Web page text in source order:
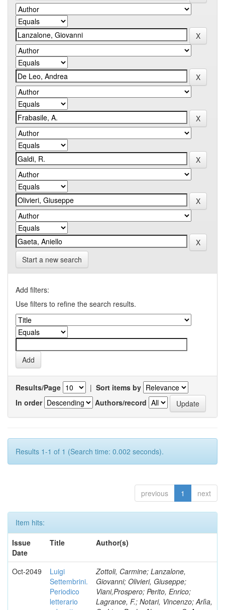
Start a new search
Add filters:
Use filters to refine the search results.
Results/Page | Sort items by
In order
Authors/record
Results 1-1 of 1 (Search time: 0.002 seconds).
previous 1 next
Item hits:
Issue
Date
Title Author(s)
Oct-2049
Luigi
Settembrini.
Periodico
letterario
Zottoli, Carmine; Lanzalone,
Giovanni; Olivieri, Giuseppe;
Viani,Prospero; Perito, Enrico;
Lagrance, F.; Notari, Vincenzo; Arlìa,